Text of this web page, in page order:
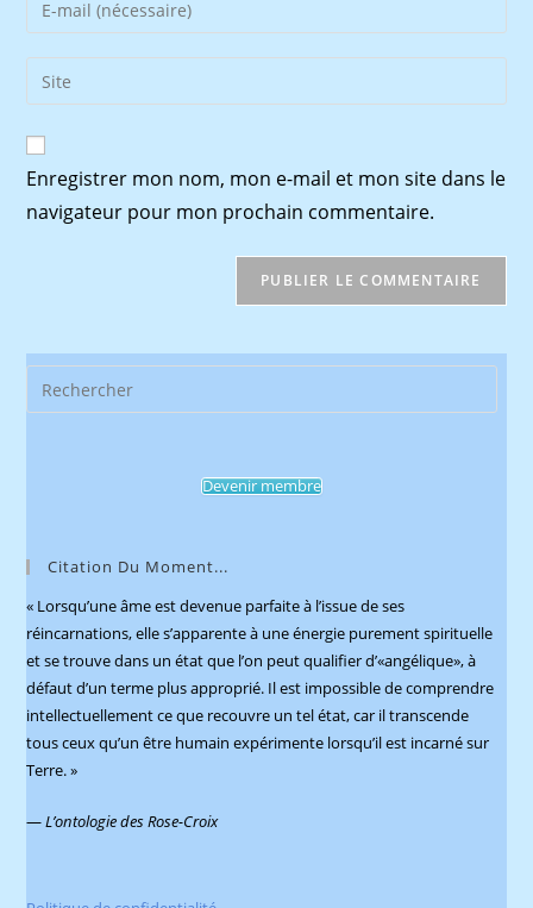
comment
your
email
address
comment
Saisir
l’URL
de
votre
site
(facultatif)
Enregistrer mon nom, mon e-mail et mon site dans le
navigateur pour mon prochain commentaire.
Devenir membre
Citation Du Moment...
« Lorsqu’une âme est devenue parfaite à l’issue de ses
réincarnations, elle s’apparente à une énergie purement spirituelle
et se trouve dans un état que l’on peut qualifier d’«angélique», à
défaut d’un terme plus approprié. Il est impossible de comprendre
intellectuellement ce que recouvre un tel état, car il transcende
tous ceux qu’un être humain expérimente lorsqu’il est incarné sur
Terre. »
—L’ontologie des Rose-Croix